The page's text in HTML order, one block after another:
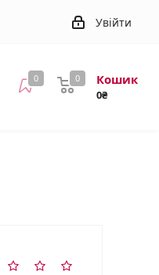
Увійти
0 Кошик
0₴
0